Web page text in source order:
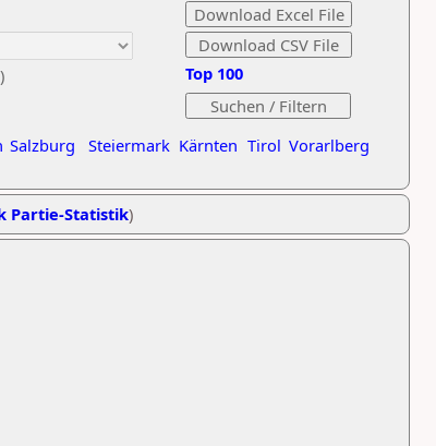
Salzburg Steiermark Kärnten Tirol Vorarlberg
Top 100
Partie-Statistik)